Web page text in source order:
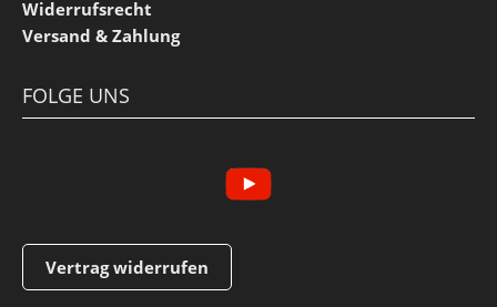
Widerrufsrecht
Versand & Zahlung
FOLGE UNS
Vertrag widerrufen